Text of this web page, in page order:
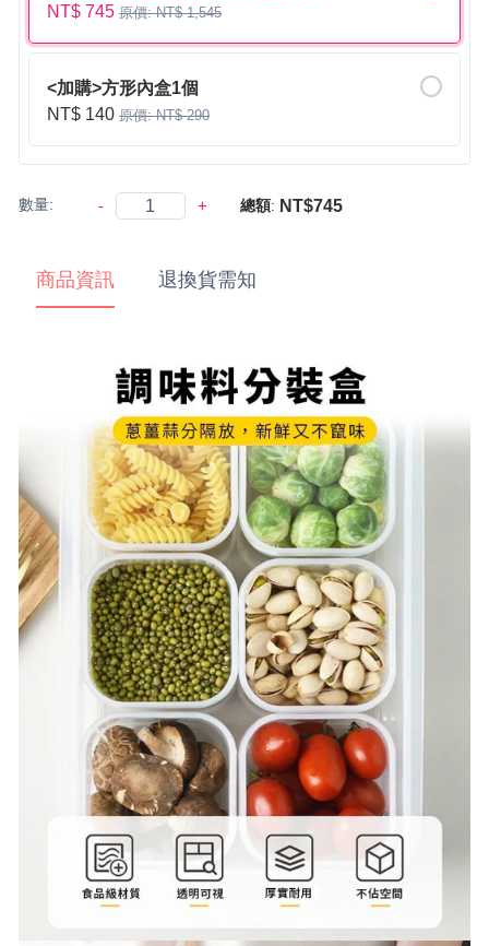
NT$ 745 原價: NT$ 1,545
<加購>方形內盒1個
NT$ 140 原價: NT$ 290
數量: - + 總額: NT$745
商品資訊 退換貨需知